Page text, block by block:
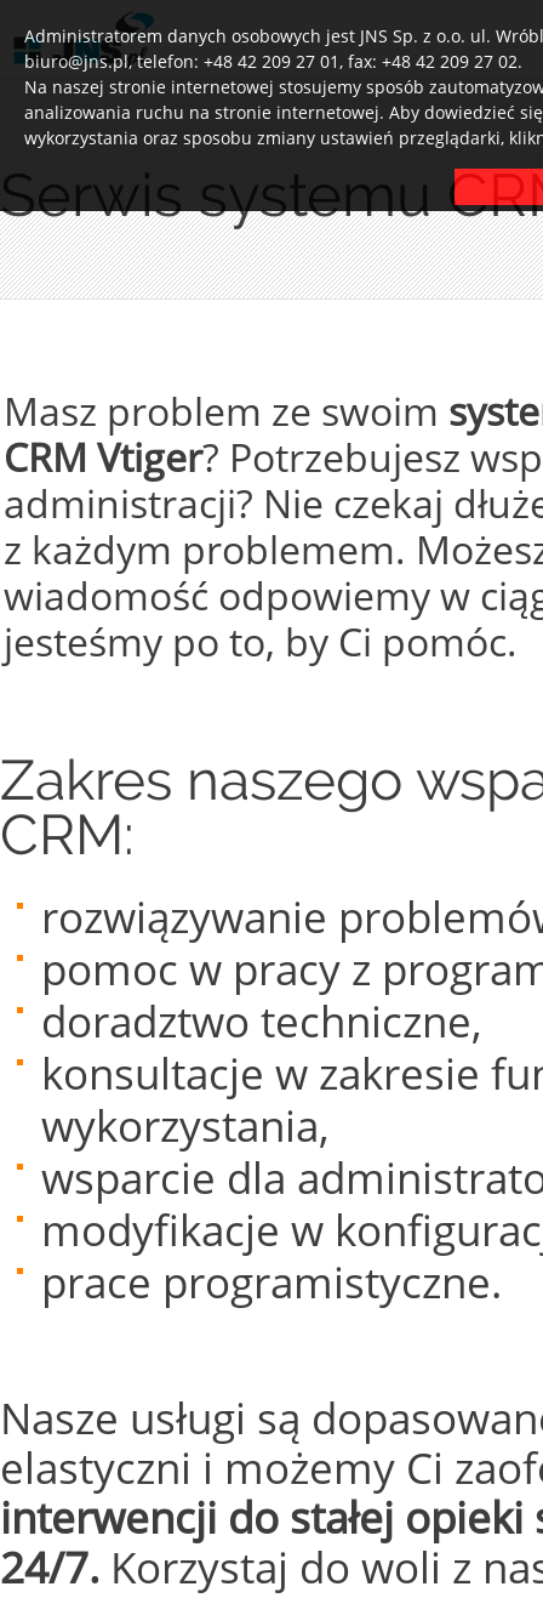
Administratorem danych osobowych jest JNS Sp. z o.o. ul.
biuro@jns.pl, telefon: +48 42 209 27 01, fax: +48 42 209 27 02.
Na naszej stronie internetowej stosujemy sposób
analizowania ruchu na stronie internetowej. Aby dowiedzieć
wykorzystania oraz sposobu zmiany ustawień przeglądarki,
Serwis systemu
Masz problem ze swoim
CRM Vtiger? Potrzebujesz
administracji? Nie czekaj
z każdym problemem.
wiadomość odpowiemy w
jesteśmy po to, by Ci pomóc.
Zakres naszego
CRM:
rozwiązywanie
pomoc w pracy z
doradztwo techniczne,
konsultacje w zakresie
wykorzystania,
wsparcie dla
modyfikacje w
prace programistyczne.
Nasze usługi są
elastyczni i możemy Ci
interwencji do stałej
24/7. Korzystaj do woli z